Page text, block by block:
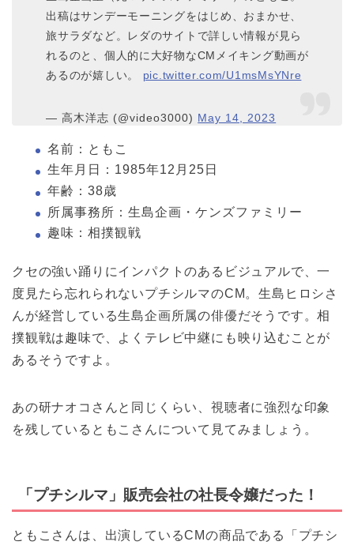
出稿はサンデーモーニングをはじめ、おまかせ、
旅サラダなど。レダのサイトで詳しい情報が見ら
れるのと、個人的に大好物なCMメイキング動画が
あるのが嬉しい。 pic.twitter.com/U1msMsYNre
— 高木洋志 (@video3000) May 14, 2023
名前：ともこ
生年月日：1985年12月25日
年齢：38歳
所属事務所：生島企画・ケンズファミリー
趣味：相撲観戦
クセの強い踊りにインパクトのあるビジュアルで、一
度見たら忘れられないプチシルマのCM。生島ヒロシさ
んが経営している生島企画所属の俳優だそうです。相
撲観戦は趣味で、よくテレビ中継にも映り込むことが
あるそうですよ。
あの研ナオコさんと同じくらい、視聴者に強烈な印象
を残しているともこさんについて見てみましょう。
「プチシルマ」販売会社の社長令嬢だった！
ともこさんは、出演しているCMの商品である「プチシ